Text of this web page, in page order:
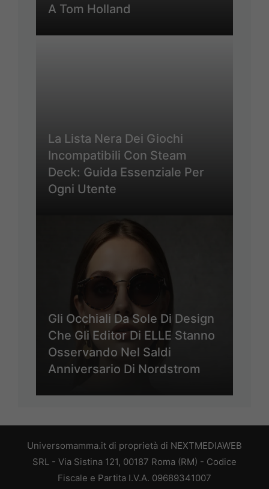
A Tom Holland
La Lista Nera Dei Giochi
Incompatibili Con Steam
Deck: Guida Essenziale Per
Ogni Utente
Gli Occhiali Da Sole Di Design
Che Gli Editor Di ELLE Stanno
Osservando Nel Saldi
Anniversario Di Nordstrom
Universomamma.it di proprietà di NEXTMEDIAWEB
SRL - Via Sistina 121, 00187 Roma (RM) - Codice
Fiscale e Partita I.V.A. 09689341007